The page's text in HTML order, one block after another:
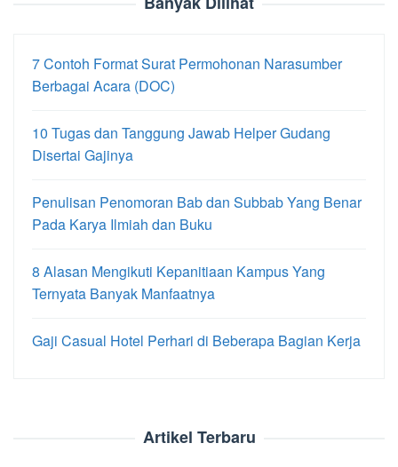
7 Contoh Format Surat Permohonan Narasumber
Berbagai Acara (DOC)
10 Tugas dan Tanggung Jawab Helper Gudang
Disertai Gajinya
Penulisan Penomoran Bab dan Subbab Yang Benar
Pada Karya Ilmiah dan Buku
8 Alasan Mengikuti Kepanitiaan Kampus Yang
Ternyata Banyak Manfaatnya
Gaji Casual Hotel Perhari di Beberapa Bagian Kerja
Artikel Terbaru